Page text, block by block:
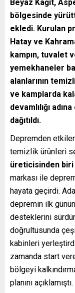
Beyaz Kağıt,
bölgesinde
ekledi. Kurulan
Hatay ve
kampın, tuvalet
yemekhaneler
alanlarının
ve kamplarda
devamlılığı
dağıtıldı.
Depremden
temizIik ürünIeri
üreticisinden biri
markası ile
hayata geçirdi.
depremin ilk
desteklerini
doğrultusunda
kabinleri
zamanda start
bölgeyi
planını açıklamıştı.